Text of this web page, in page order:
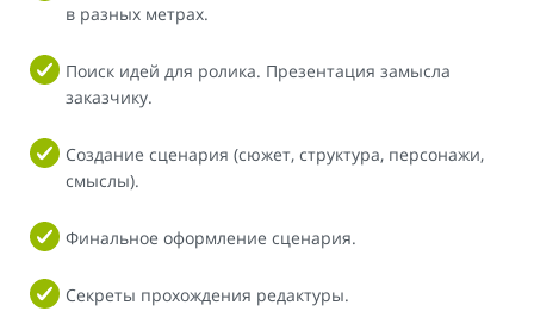
в разных метрах.
Поиск идей для ролика. Презентация замысла
заказчику.
Создание сценария (сюжет, структура, персонажи,
смыслы).
Финальное оформление сценария.
Секреты прохождения редактуры.